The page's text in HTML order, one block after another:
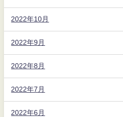
2022年10月
2022年9月
2022年8月
2022年7月
2022年6月